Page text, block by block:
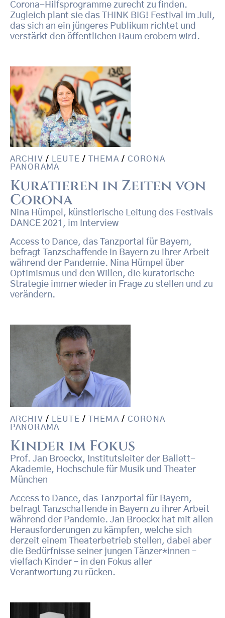
Corona-Hilfsprogramme zurecht zu finden.
Zugleich plant sie das THINK BIG! Festival im Juli,
das sich an ein jüngeres Publikum richtet und
verstärkt den öffentlichen Raum erobern wird.
ARCHIV / LEUTE / THEMA/CORONA
PANORAMA
Kuratieren in Zeiten von
Corona
Nina Hümpel, künstlerische Leitung des Festivals
DANCE 2021, im Interview
Access to Dance, das Tanzportal für Bayern,
befragt Tanzschaffende in Bayern zu ihrer Arbeit
während der Pandemie. Nina Hümpel über
Optimismus und den Willen, die kuratorische
Strategie immer wieder in Frage zu stellen und zu
verändern.
ARCHIV / LEUTE /THEMA /CORONA
PANORAMA
Kinder im Fokus
Prof. Jan Broeckx, Institutsleiter der Ballett-
Akademie, Hochschule für Musik und Theater
München
Access to Dance, das Tanzportal für Bayern,
befragt Tanzschaffende in Bayern zu ihrer Arbeit
während der Pandemie. Jan Broeckx hat mit allen
Herausforderungen zu kämpfen, welche sich
derzeit einem Theaterbetrieb stellen, dabei aber
die Bedürfnisse seiner jungen Tänzer*innen –
vielfach Kinder – in den Fokus aller
Verantwortung zu rücken.